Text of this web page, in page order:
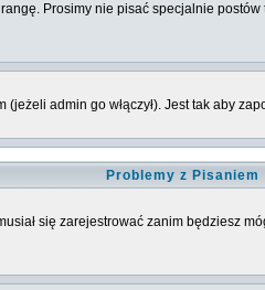
Prosimy nie pisać specjalnie
admin go włączył). Jest tak aby
Problemy z Pisaniem
się zarejestrować zanim będziesz